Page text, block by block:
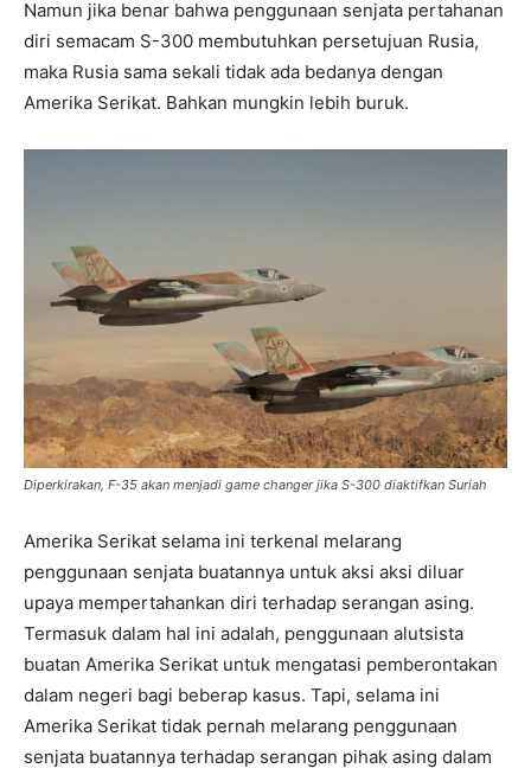
Namun jika benar bahwa penggunaan senjata pertahanan
diri semacam S-300 membutuhkan persetujuan Rusia,
maka Rusia sama sekali tidak ada bedanya dengan
Amerika Serikat. Bahkan mungkin lebih buruk.
Diperkirakan, F-35 akan menjadi game changer jika S-300 diaktifkan Suriah
Amerika Serikat selama ini terkenal melarang
penggunaan senjata buatannya untuk aksi aksi diluar
upaya mempertahankan diri terhadap serangan asing.
Termasuk dalam hal ini adalah, penggunaan alutsista
buatan Amerika Serikat untuk mengatasi pemberontakan
dalam negeri bagi beberap kasus. Tapi, selama ini
Amerika Serikat tidak pernah melarang penggunaan
senjata buatannya terhadap serangan pihak asing dalam